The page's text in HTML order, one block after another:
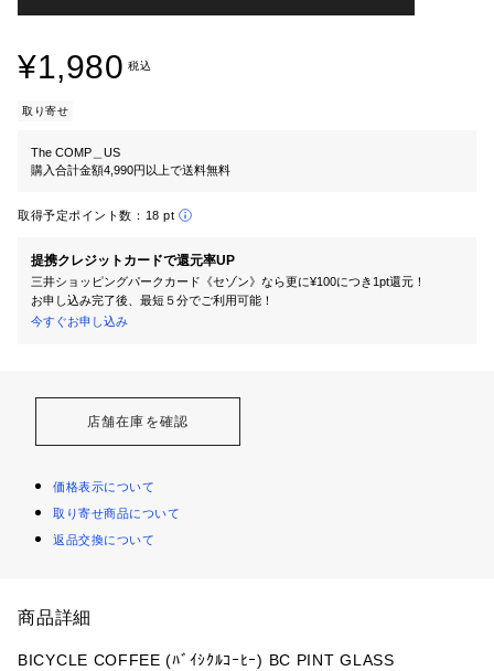
¥1,980 税込
取り寄せ
The COMP＿US
購入合計金額4,990円以上で送料無料
取得予定ポイント数： 18 pt
提携クレジットカードで還元率UP
三井ショッピングパークカード《セゾン》なら更に¥100につき1pt還元！
お申し込み完了後、最短５分でご利用可能！
今すぐお申し込み
店舗在庫を確認
価格表示について
取り寄せ商品について
返品交換について
商品詳細
BICYCLE COFFEE (ﾊﾞｲｼｸﾙｺｰﾋｰ) BC PINT GLASS